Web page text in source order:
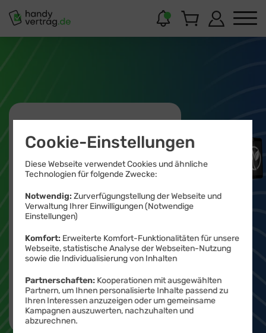
Neuwertig &
günstig
Refurbished Geräte
zum Vorteilspreis
Nachhaltig& preiswert
24 MonateGewährleistung
Cookie-Einstellungen
Diese Webseite verwendet Cookies und ähnliche
Technologien für folgende Zwecke:
Notwendig: Zurverfügungstellung der Webseite und
Verwaltung Ihrer Einwilligungen (Notwendige
Einstellungen)
Komfort: Erweiterte Komfort-Funktionalitäten für unsere
Webseite, statistische Analyse der Webseiten-Nutzung
sowie die Individualisierung von Inhalten
Partnerschaften: Kooperationen mit ausgewählten
Partnern, um Ihnen personalisierte Inhalte passend zu
Ihren Interessen anzuzeigen oder um gemeinsame
Kampagnen auszuwerten, nachzuhalten und
abzurechnen.